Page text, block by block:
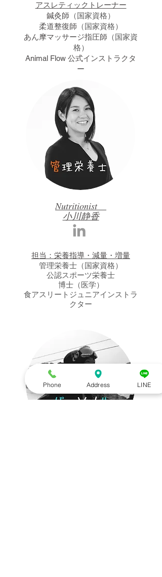
アスレティックトレーナー
鍼灸師 （国家資格）
柔道整復師 （国家資格）
あん摩マッサージ指圧師 （国家資
格）
​Animal Flow 公式インストラクタ
ー
Nutritionist
小川静香
担当：栄養指導・減量・増量
管理栄養士（国家資格）
公認スポーツ栄養士
博士（医学）
食アスリートジュニアインストラ
クター
Phone Address LINE